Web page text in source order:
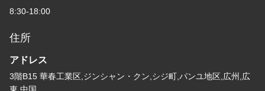
8:30-18:00
住所
アドレス
3階B15 華春工業区,ジンシャン・クン,シジ町,パンユ地区,広州,広